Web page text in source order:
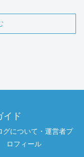
イド
グについて・運営者プ
ロフィール